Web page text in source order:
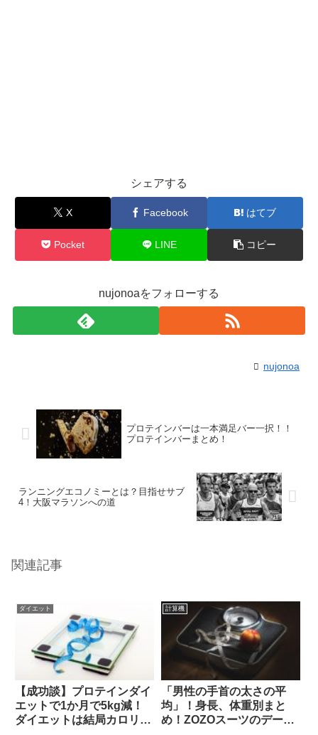
シェアする
X Facebook はてブ
Pocket LINE コピー
nujonoaをフォローする
nujonoa
プロテインバーは一本満足バー一択！！
プロテインバーまとめ！
ランニングエコノミーとは？目指せサブ
4！大阪マラソンへの道
関連記事
ダイエット
【成功談】プロテインダイ
エットで1か月で5kg減！
ダイエットは結局カロリー
計算機
「男性の手首の太さの平
均」！身長、体重別まと
め！ZOZOスーツのデータ